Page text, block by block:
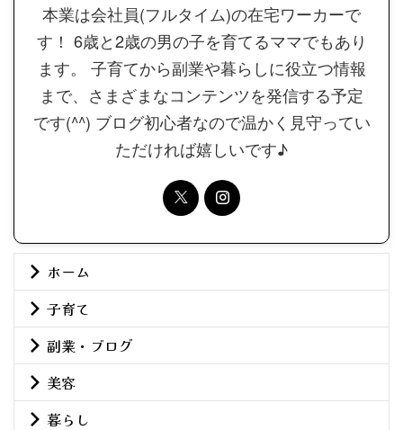
本業は会社員(フルタイム)の在宅ワーカーで
す！ 6歳と2歳の男の子を育てるママでもあり
ます。 子育てから副業や暮らしに役立つ情報
まで、さまざまなコンテンツを発信する予定
です(^^) ブログ初心者なので温かく見守ってい
ただければ嬉しいです♪
ホーム
子育て
副業・ブログ
美容
暮らし